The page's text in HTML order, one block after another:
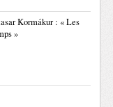
Kormákur : « Les
»